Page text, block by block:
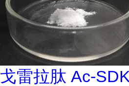
戈雷拉肽 Ac-